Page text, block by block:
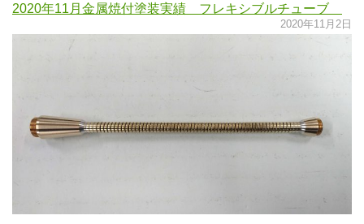
2020年11月金属焼付塗装実績 フレキシブルチューブ
2020年11月2日